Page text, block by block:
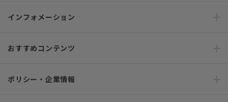
インフォメーション
おすすめコンテンツ
ポリシー・企業情報